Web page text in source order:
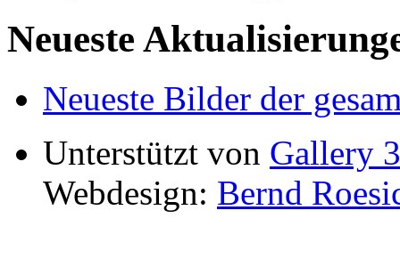
Neueste
Neueste Bilder der
Unterstützt von Gallery
Webdesign: Bernd